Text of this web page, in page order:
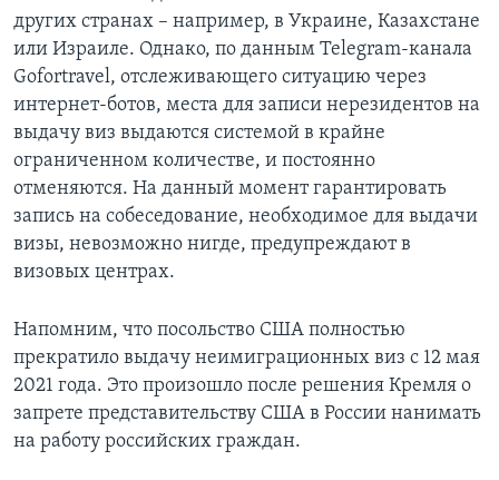
других странах – например, в Украине, Казахстане
или Израиле. Однако, по данным Telegram-канала
Gofortravel, отслеживающего ситуацию через
интернет-ботов, места для записи нерезидентов на
выдачу виз выдаются системой в крайне
ограниченном количестве, и постоянно
отменяются. На данный момент гарантировать
запись на собеседование, необходимое для выдачи
визы, невозможно нигде, предупреждают в
визовых центрах.
Напомним, что посольство США полностью
прекратило выдачу неимиграционных виз с 12 мая
2021 года. Это произошло после решения Кремля о
запрете представительству США в России нанимать
на работу российских граждан.